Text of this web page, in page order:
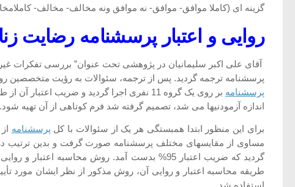
گزینه ای (کاملا موافق- موافق- نه موافق ونه مخالف- مخالف- کاملامخالف)
روایی و اعتبار پرسشنامه رضایت
آقای علی اکبر سلیمانیان در پژوهشی تحت عنوان” بررسی تفکرات
پرسشنامه ترجمه گردید. پس از ترجمه، سئوالات به رؤیت متخصصین
پرسشنامه
اندازه آزمودنیها می شد، تصمیم گرفته شد فرم کوتاهی از آن تهیه شود.
برای این منظور ابتدا همبستگی هر یک از سئوالات با کل پرسشنامه
گردید که ضریب اعتبار 95% بدست آمد. روش محاسبه اعتبار و روایی پرسشنامه مزبور به استاد راهنمایی پژوهش(پس از بررسی و نگرش کامل) ارائه گردید. پس از بررسی و مطالعه اصل
طریقه محاسبه اعتبار و روایی آن، روش مذکور از نظر ایشان مورد